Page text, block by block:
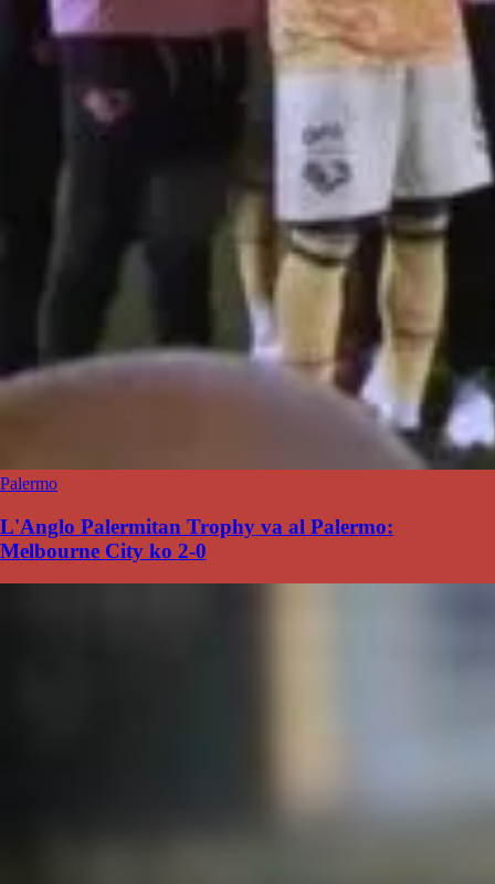
Palermo
L'Anglo Palermitan Trophy va al Palermo:
Melbourne City ko 2-0